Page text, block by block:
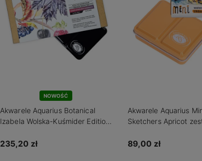
NOWOŚĆ
Akwarele Aquarius Botanical
Izabela Wolska-Kuśmider Edition
235,20 zł
Akwarele Aquarius
Sketchers Apricot
89,00 zł